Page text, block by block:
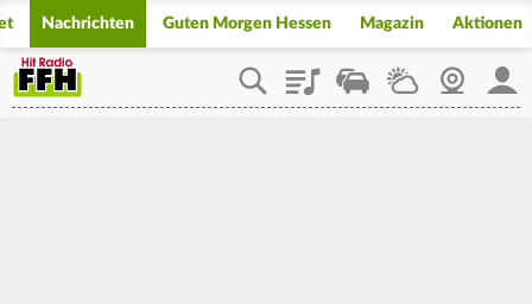
Nachrichten Guten Morgen Hessen Magazin Aktionen
PlaylistStaupilotWetterWebcam